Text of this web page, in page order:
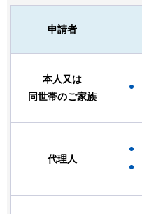
申請者
本人又は
同世帯のご家族
代理人